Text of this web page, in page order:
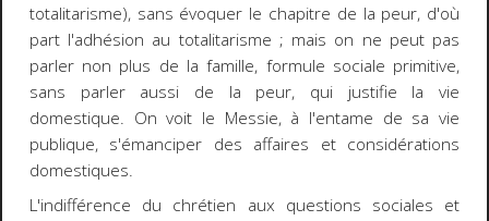
totalitarisme), sans évoquer le chapitre de la peur, d'où
part l'adhésion au totalitarisme ; mais on ne peut pas
parler non plus de la famille, formule sociale primitive,
sans parler aussi de la peur, qui justifie la vie
domestique. On voit le Messie, à l'entame de sa vie
publique, s'émanciper des affaires et considérations
domestiques.
L'indifférence du chrétien aux questions sociales et